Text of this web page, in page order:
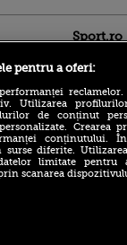
Sport.ro
Vine la
pentru a oferi:
reclamelor.
Utilizarea
de conținut
Crearea
conținutului.
diferite.
limitate pentru
scanarea